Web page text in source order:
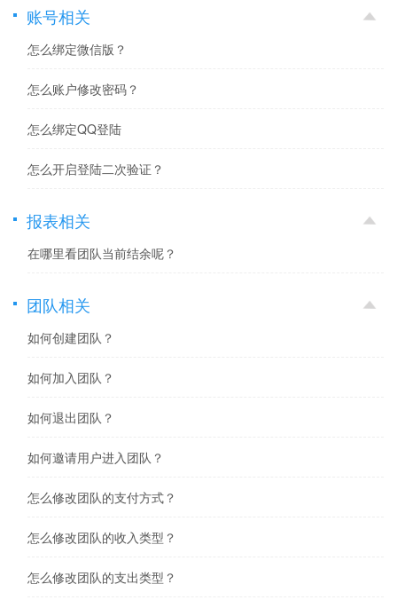
账号相关
怎么绑定微信版？
怎么账户修改密码？
怎么绑定QQ登陆
怎么开启登陆二次验证？
报表相关
在哪里看团队当前结余呢？
团队相关
如何创建团队？
如何加入团队？
如何退出团队？
如何邀请用户进入团队？
怎么修改团队的支付方式？
怎么修改团队的收入类型？
怎么修改团队的支出类型？